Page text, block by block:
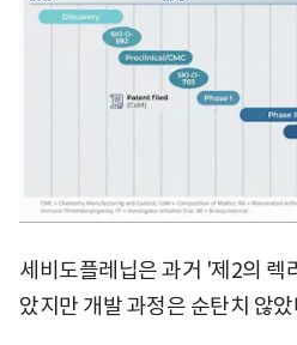
세비도플레닙은 과거 '제2의 렉
았지만 개발 과정은 순탄치 않